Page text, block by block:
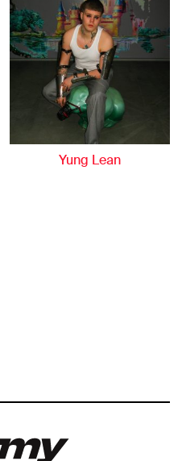
Yung Lean